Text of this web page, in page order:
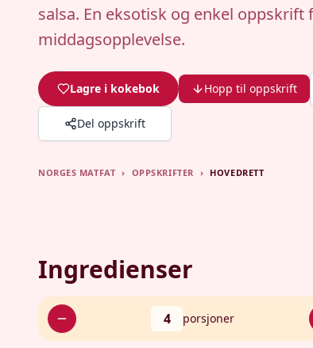
salsa. En eksotisk og enkel oppskrift
middagsopplevelse.
Lagre i kokebok Hopp til oppskrift
Del oppskrift
NORGES MATFAT › OPPSKRIFTER › HOVEDRETT
Ingredienser
4 porsjoner